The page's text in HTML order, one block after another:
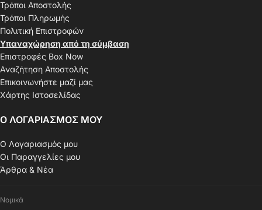
Τρόποι Αποστολής
Τρόποι Πληρωμής
Πολιτική Επιστροφών
Υπαναχώρηση από τη σύμβαση
Επιστροφές Box Now
Αναζήτηση Αποστολής
Επικοινωνήστε μαζί μας
Χάρτης Ιστοσελίδας
Ο ΛΟΓΑΡΙΑΣΜΟΣ ΜΟΥ
Ο Λογαριασμός μου
Οι Παραγγελίες μου
Άρθρα & Νέα
Νομικά